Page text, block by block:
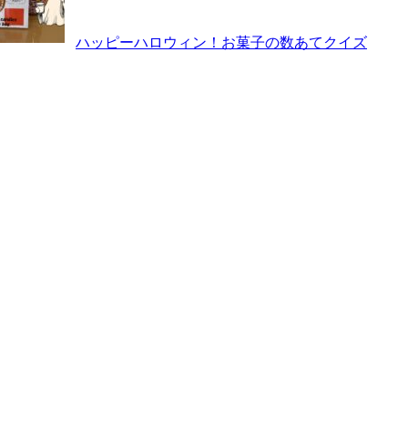
ハッピーハロウィン！お菓子の数あてクイズ